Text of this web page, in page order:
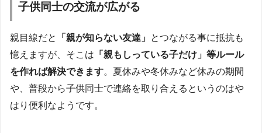
子供同士の交流が広がる
親目線だと 「親が知らない友達」 とつながる事に抵抗も
憶えますが、そこは 「親もしっている子だけ」等ルール
を作れば解決できます。夏休みや冬休みなど休みの期間
や、普段から子供同士で連絡を取り合えるというのはや
はり便利なようです。